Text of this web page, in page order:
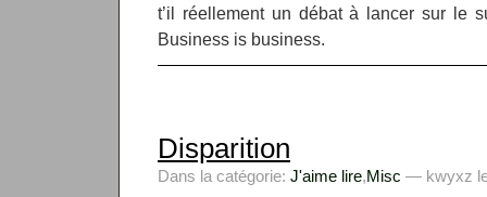
t’il réellement un débat à lancer sur le
Business is business.
Disparition
Dans la catégorie: J'aime lire,Misc — kwyxz le